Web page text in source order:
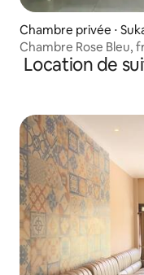
Chambre privée ⋅
Chambre Rose Bleu,
Location de